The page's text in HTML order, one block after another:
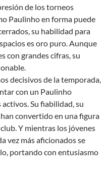
de los torneos
Paulinho en forma puede
su habilidad para
es oro puro. Aunque
con grandes cifras, su
decisivos de la temporada,
con un Paulinho
Su fiabilidad, su
convertido en una figura
Y mientras los jóvenes
vez más aficionados se
portando con entusiasmo